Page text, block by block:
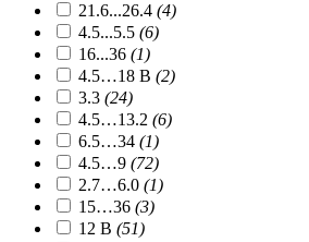
21.6...26.4 (4)
4.5...5.5 (6)
16...36 (1)
4.5…18 В (2)
3.3 (24)
4.5…13.2 (6)
6.5…34 (1)
4.5…9 (72)
2.7…6.0 (1)
15…36 (3)
12 В (51)